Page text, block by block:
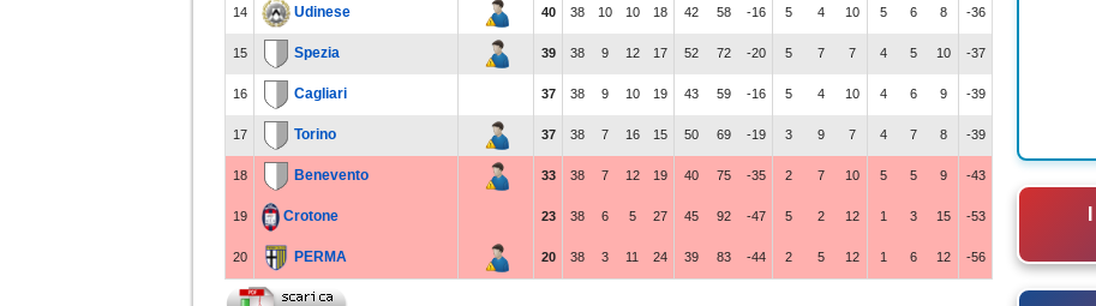
14 Udinese 40 38 10 10 18 42 58 -16 5 4 10 5 6 8 -36
15 Spezia 39 38 9 12 17 52 72 -20 5 7 7 4 5 10 -37
16 Cagliari 37 38 9 10 19 43 59 -16 5 4 10 4 6 9 -39
17 Torino 37 38 7 16 15 50 69 -19 3 9 7 4 7 8 -39
18 Benevento 33 38 7 12 19 40 75 -35 2 7 10 5 5 9 -43
19 Crotone 23 38 6 5 27 45 92 -47 5 2 12 1 3 15 -53
20 PERMA 20 38 3 11 24 39 83 -44 2 5 12 1 6 12 -56